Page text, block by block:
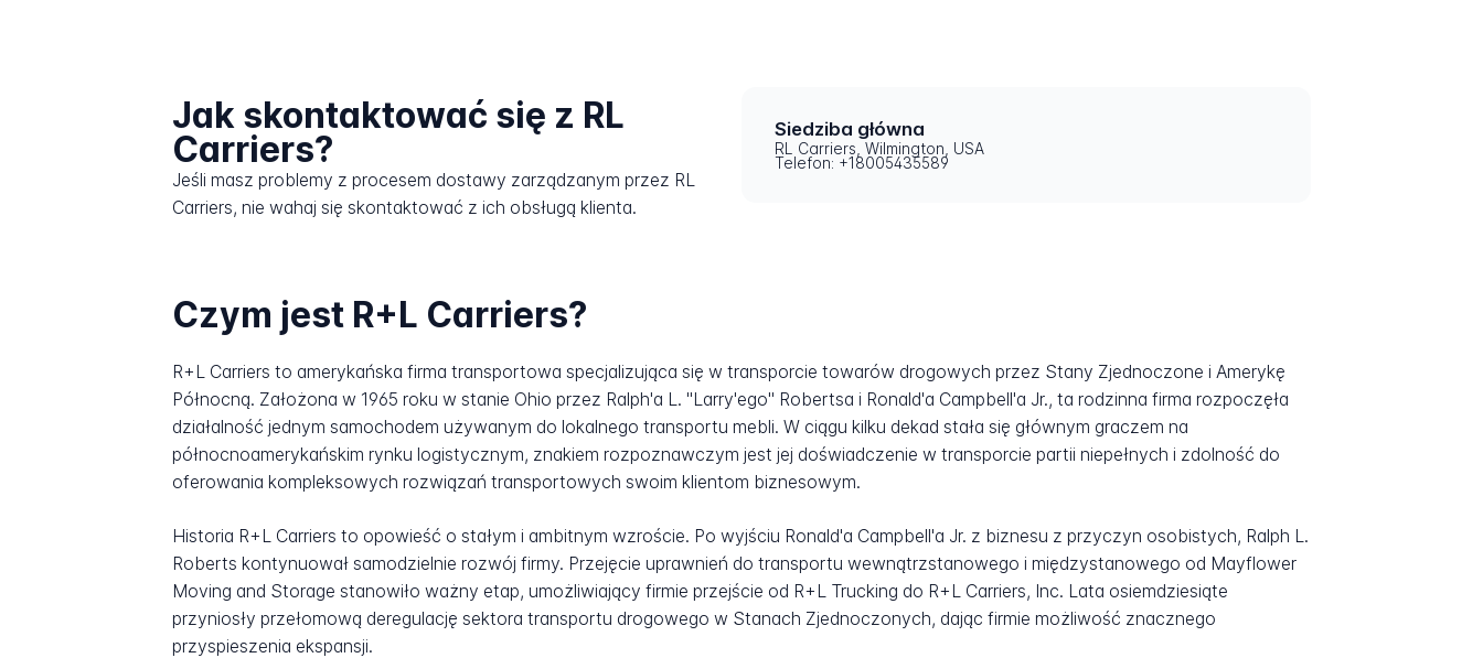
Jak skontaktować się z RL
Carriers?
Jeśli masz problemy z procesem dostawy zarządzanym przez RL
Carriers, nie wahaj się skontaktować z ich obsługą klienta.
Siedziba główna
RL Carriers, Wilmington, USA
Telefon: +18005435589
Czym jest R+L Carriers?
R+L Carriers to amerykańska firma transportowa specjalizująca się w transporcie towarów drogowych przez Stany Zjednoczone i Amerykę
Północną. Założona w 1965 roku w stanie Ohio przez Ralph'a L. "Larry'ego" Robertsa i Ronald'a Campbell'a Jr., ta rodzinna firma rozpoczęła
działalność jednym samochodem używanym do lokalnego transportu mebli. W ciągu kilku dekad stała się głównym graczem na
północnoamerykańskim rynku logistycznym, znakiem rozpoznawczym jest jej doświadczenie w transporcie partii niepełnych i zdolność do
oferowania kompleksowych rozwiązań transportowych swoim klientom biznesowym.
Historia R+L Carriers to opowieść o stałym i ambitnym wzroście. Po wyjściu Ronald'a Campbell'a Jr. z biznesu z przyczyn osobistych, Ralph L.
Roberts kontynuował samodzielnie rozwój firmy. Przejęcie uprawnień do transportu wewnątrzstanowego i międzystanowego od Mayflower
Moving and Storage stanowiło ważny etap, umożliwiający firmie przejście od R+L Trucking do R+L Carriers, Inc. Lata osiemdziesiąte
przyniosły przełomową deregulację sektora transportu drogowego w Stanach Zjednoczonych, dając firmie możliwość znacznego
przyspieszenia ekspansji.